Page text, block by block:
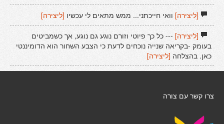
[ליצירה]וואי חייכתני... ממש מתאים לי עכשיו [ליצירה]
[ליצירה]--- כל כך פיוטי וזורם נוגע גם נוגע, אך כשמביטים
בעומק -בקריאה שנייה נוכחים לדעת כי הצבע השחור הוא הדומיננטי
כאן. בהצלחה [ליצירה]
צרו קשר עם צורה